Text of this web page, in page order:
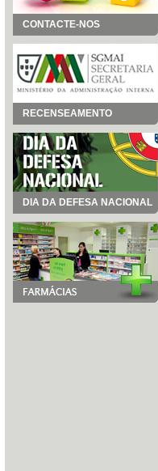
CONTACTE-NOS
RECENSEAMENTO
DIA DA DEFESA NACIONAL